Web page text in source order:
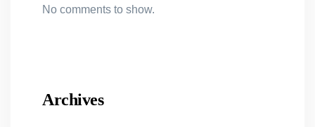
No comments to show.
Archives